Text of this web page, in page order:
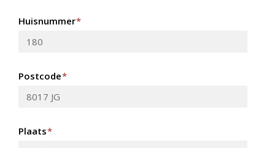
Huisnummer*
Postcode*
Plaats*